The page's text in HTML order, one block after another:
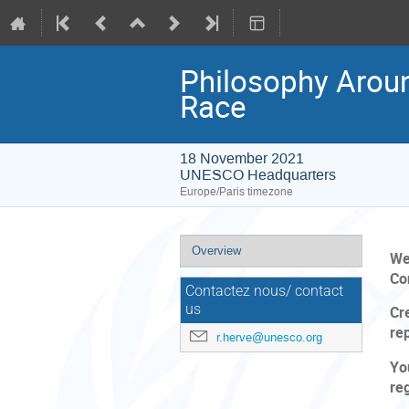
Philosophy
Race
18 November 2021
UNESCO Headquarters
Europe/Paris timezone
Event
menu
Overview
Contactez nous/ contact
us
r.herve@unesco.org